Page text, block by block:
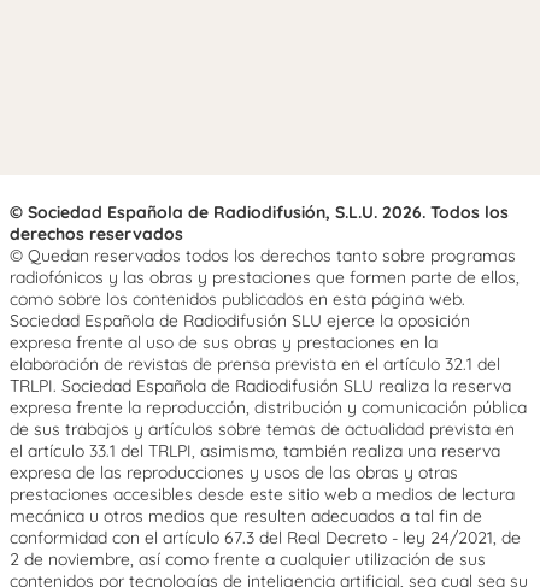
© Sociedad Española de Radiodifusión, S.L.U. 2026. Todos los
derechos reservados
© Quedan reservados todos los derechos tanto sobre programas
radiofónicos y las obras y prestaciones que formen parte de ellos,
como sobre los contenidos publicados en esta página web.
Sociedad Española de Radiodifusión SLU ejerce la oposición
expresa frente al uso de sus obras y prestaciones en la
elaboración de revistas de prensa prevista en el artículo 32.1 del
TRLPI. Sociedad Española de Radiodifusión SLU realiza la reserva
expresa frente la reproducción, distribución y comunicación pública
de sus trabajos y artículos sobre temas de actualidad prevista en
el artículo 33.1 del TRLPI, asimismo, también realiza una reserva
expresa de las reproducciones y usos de las obras y otras
prestaciones accesibles desde este sitio web a medios de lectura
mecánica u otros medios que resulten adecuados a tal fin de
conformidad con el artículo 67.3 del Real Decreto - ley 24/2021, de
2 de noviembre, así como frente a cualquier utilización de sus
contenidos por tecnologías de inteligencia artificial, sea cual sea su